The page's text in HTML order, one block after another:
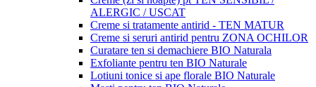
ALERGIC / USCAT
Creme si tratamente antirid - TEN MATUR
Creme si seruri antirid pentru ZONA OCHILOR
Curatare ten si demachiere BIO Naturala
Exfoliante pentru ten BIO Naturale
Lotiuni tonice si ape florale BIO Naturale